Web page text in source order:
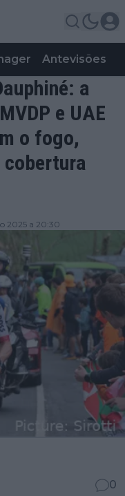
Antevisões
a
e UAE
o fogo,
cobertura
2025 a 20:30
0